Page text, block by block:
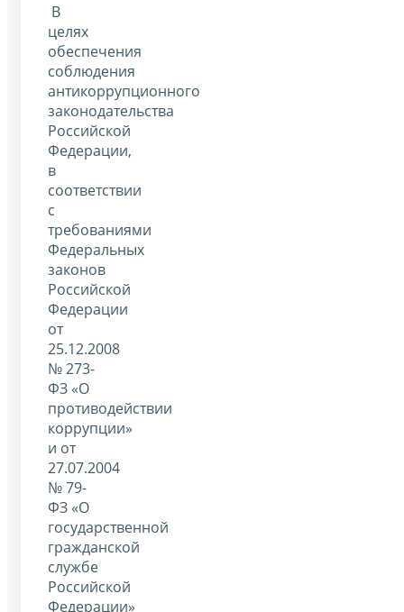
В
целях
обеспечения
соблюдения
антикоррупционного
законодательства
Российской
Федерации,
в
соответствии
с
требованиями
Федеральных
законов
Российской
Федерации
от
25.12.2008
№ 273-
ФЗ «О
противодействии
коррупции»
и от
27.07.2004
№ 79-
ФЗ «О
государственной
гражданской
службе
Российской
Федерации»